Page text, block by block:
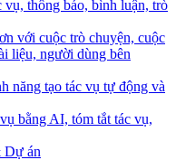
vụ, thông báo, bình luận, trò
với cuộc trò chuyện, cuộc
liệu, người dùng bên
năng tạo tác vụ tự động và
bằng AI, tóm tắt tác vụ,
Dự án